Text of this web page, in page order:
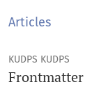
Articles
KUDPS KUDPS
Frontmatter